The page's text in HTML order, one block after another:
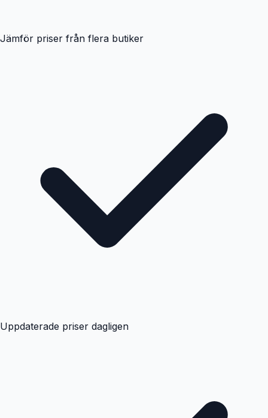
Jämför priser från flera butiker
Uppdaterade priser dagligen